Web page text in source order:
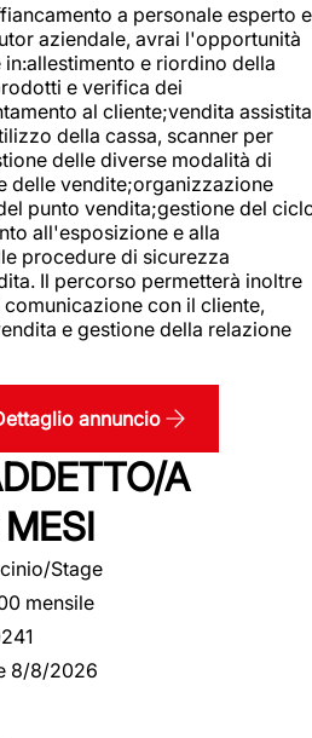
a personale esperto e
aziendale, avrai l'opportunità
e riordino della
e verifica dei
al cliente;vendita assistita
della cassa, scanner per
delle diverse modalità di
delle vendite;organizzazione
punto vendita;gestione del
all'esposizione e alla
procedure di sicurezza
Il percorso permetterà inoltre
con il cliente,
e gestione della relazione
annuncio
A
Stage
mensile
8/8/2026